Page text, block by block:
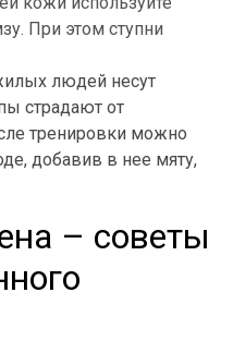
При этом ступни
людей несут
страдают от
тренировки можно
добавив в нее мяту,
– советы